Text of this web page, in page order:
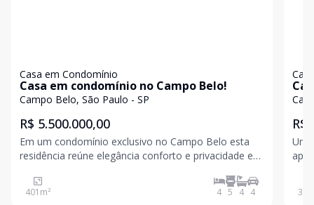
Casa em Condomínio
Casa em condomínio no Campo Belo!
Campo Belo, São Paulo - SP
R$ 5.500.000,00
Em um condomínio exclusivo no Campo Belo esta
residência reúne elegância conforto e privacidade em
amplos e bem distribuídos. São 401 m² de área
construída em um terreno de 518 m² com ambientes
401 m² 4 5 4 4
R$
Um
366